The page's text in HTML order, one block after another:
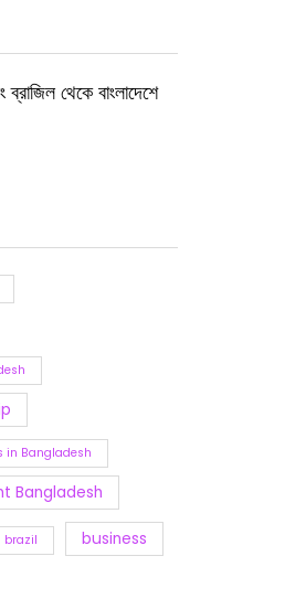
ব্রাজিল থেকে বাংলাদেশে
in Bangladesh
Bangladesh
brazil business